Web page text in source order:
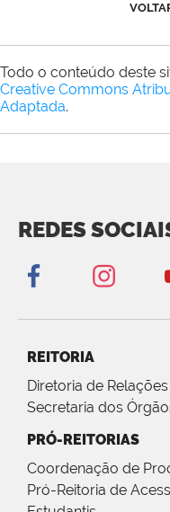
Todo o conteúdo deste
Creative Commons
Adaptada.
REDES
REITORIA
Diretoria de
Secretaria dos
PRÓ-REITORIAS
Coordenação de
Pró-Reitoria de